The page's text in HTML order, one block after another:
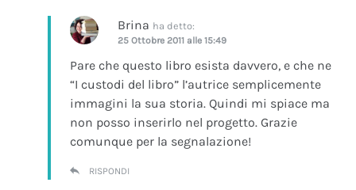
Brina ha detto:
25 Ottobre 2011 alle 15:49
Pare che questo libro esista davvero, e che ne
“I custodi del libro” l’autrice semplicemente
immagini la sua storia. Quindi mi spiace ma
non posso inserirlo nel progetto. Grazie
comunque per la segnalazione!
RISPONDI